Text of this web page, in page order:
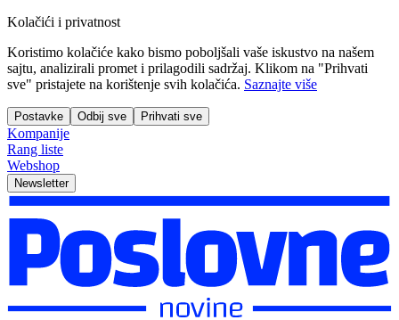
Kolačići i privatnost
Koristimo kolačiće kako bismo poboljšali vaše iskustvo na našem
sajtu, analizirali promet i prilagodili sadržaj. Klikom na "Prihvati
sve" pristajete na korištenje svih kolačića. Saznajte više
Postavke Odbij sve Prihvati sve
Kompanije
Rang liste
Webshop
Newsletter